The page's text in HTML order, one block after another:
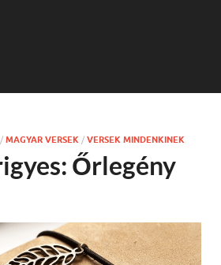
/ MAGYAR VERSEK / VERSEK MINDENKINEK
Őrlegény